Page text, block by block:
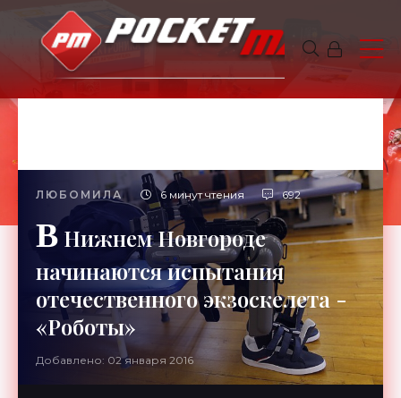
ЛЮБОМИЛА 6 минут чтения 692
В Нижнем Новгороде
начинаются испытания
отечественного экзоскелета -
«Роботы»
Добавлено: 02 января 2016